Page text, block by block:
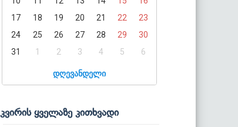
17
18 19 20 21 22
23
24
25 26 27 28 29
30
31
1 2 3 4 5 6
დღევანდელი
კვირის ყველაზე კითხვადი